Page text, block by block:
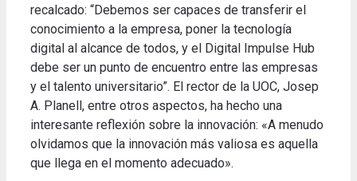
recalcado: “Debemos ser capaces de transferir el
conocimiento a la empresa, poner la tecnología
digital al alcance de todos, y el Digital Impulse Hub
debe ser un punto de encuentro entre las empresas
y el talento universitario”. El rector de la UOC, Josep
A. Planell, entre otros aspectos, ha hecho una
interesante reflexión sobre la innovación: «A menudo
olvidamos que la innovación más valiosa es aquella
que llega en el momento adecuado».